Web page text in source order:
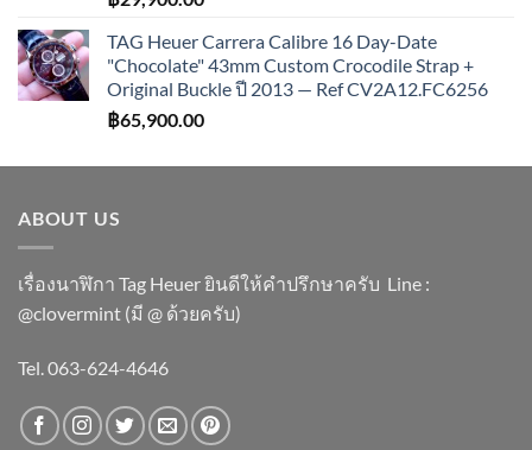
TAG Heuer Carrera Calibre 16 Day-Date
"Chocolate" 43mm Custom Crocodile Strap +
Original Buckle ปี 2013 — Ref CV2A12.FC6256
฿65,900.00
ABOUT US
เรื่องนาฬิกา Tag Heuer ยินดีให้คำปรึกษาครับ ​Line :
@clovermint (มี @ ด้วยครับ)
Tel. 063-624-4646